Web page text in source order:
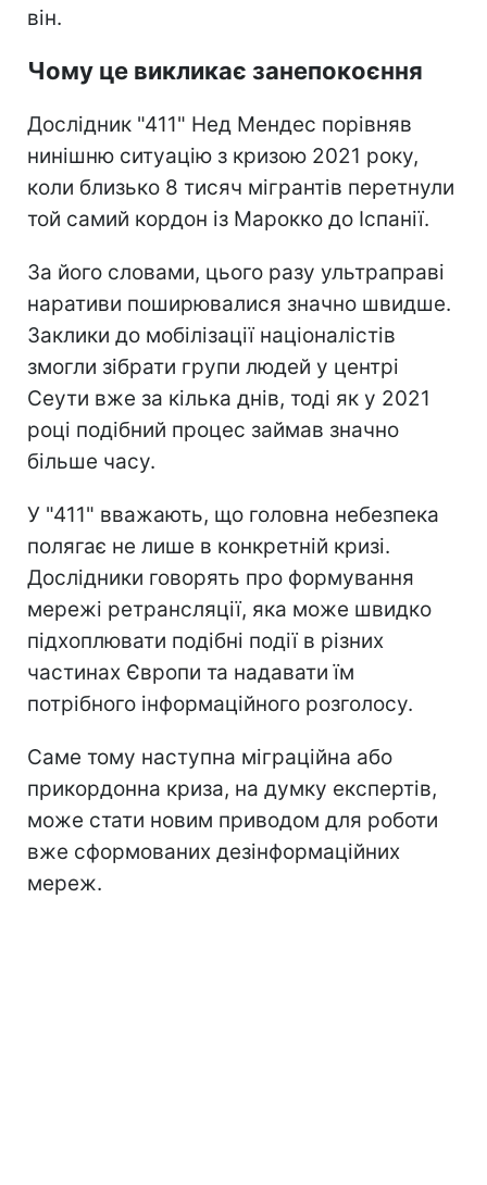
він.
Чому це викликає занепокоєння
Дослідник "411" Нед Мендес порівняв
нинішню ситуацію з кризою 2021 року,
коли близько 8 тисяч мігрантів перетнули
той самий кордон із Марокко до Іспанії.
За його словами, цього разу ультраправі
наративи поширювалися значно швидше.
Заклики до мобілізації націоналістів
змогли зібрати групи людей у центрі
Сеути вже за кілька днів, тоді як у 2021
році подібний процес займав значно
більше часу.
У "411" вважають, що головна небезпека
полягає не лише в конкретній кризі.
Дослідники говорять про формування
мережі ретрансляції, яка може швидко
підхоплювати подібні події в різних
частинах Європи та надавати їм
потрібного інформаційного розголосу.
Саме тому наступна міграційна або
прикордонна криза, на думку експертів,
може стати новим приводом для роботи
вже сформованих дезінформаційних
мереж.